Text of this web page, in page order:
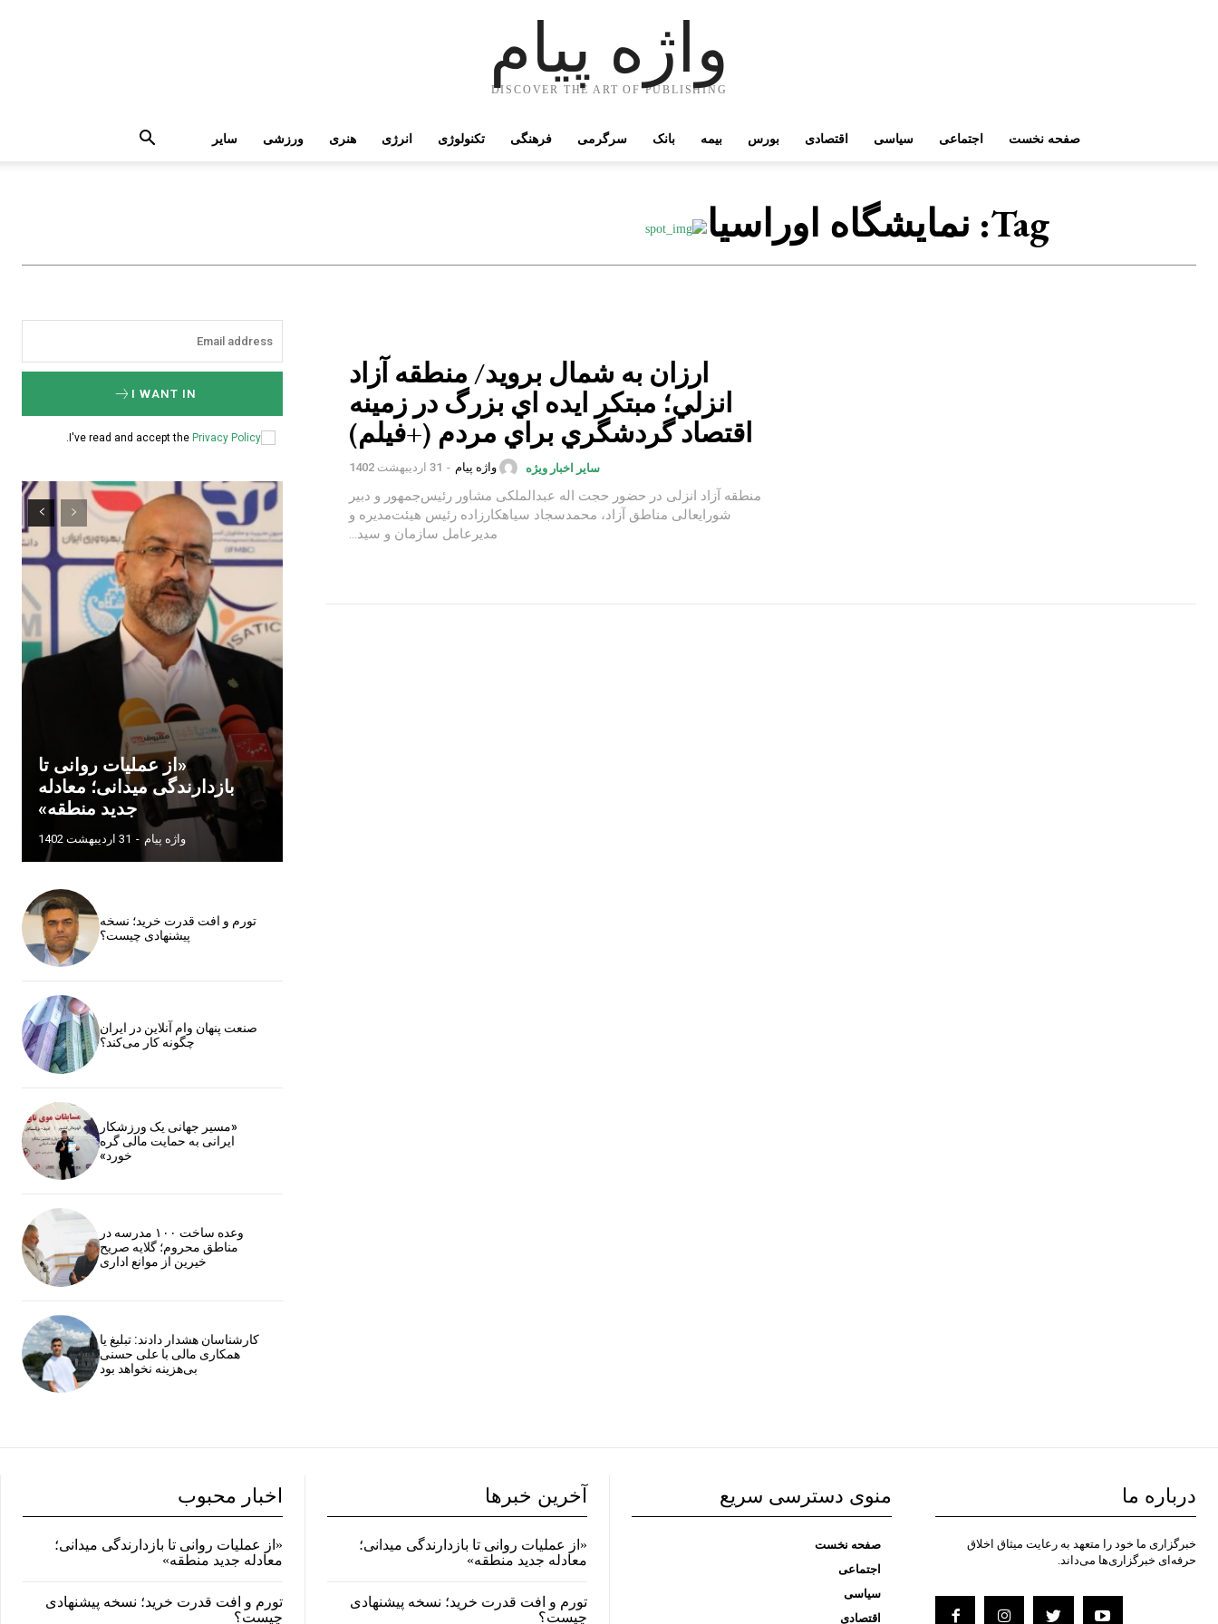
واژه پیام
DISCOVER THE ART OF PUBLISHING
صفحه نخست اجتماعی سیاسی اقتصادی بورس بیمه بانک سرگرمی فرهنگی تکنولوژی انرژی هنری ورزشی سایر
Tag: نمایشگاه اوراسیا
ارزان به شمال برويد/ منطقه آزاد
انزلي؛ مبتكر ايده اي بزرگ در زمينه
اقتصاد گردشگري براي مردم (+فیلم)
سایر اخبار ویژه واژه پیام - 31 اردیبهشت 1402
منطقه آزاد انزلی در حضور حجت اله عبدالملکی مشاور رئیس‌جمهور و دبیر
شورایعالی مناطق آزاد، محمدسجاد سیاهکارزاده رئیس هیئت‌مدیره و
مدیرعامل سازمان و سید...
I WANT IN
I've read and accept the Privacy Policy
«از عملیات روانی تا
بازدارندگی میدانی؛ معادله
جدید منطقه»
واژه پیام - 31 اردیبهشت 1402
تورم و افت قدرت خرید؛ نسخه
پیشنهادی چیست؟
صنعت پنهان وام آنلاین در ایران
چگونه کار می‌کند؟
«مسیر جهانی یک ورزشکار
ایرانی به حمایت مالی گره
خورد»
وعده ساخت ۱۰۰ مدرسه در
مناطق محروم؛ گلایه صریح
خیرین از موانع اداری
کارشناسان هشدار دادند: تبلیغ یا
همکاری مالی با علی حسنی
بی‌هزینه نخواهد بود
درباره ما
خبرگزاری ما خود را متعهد به رعایت میثاق اخلاق
حرفه‌ای خبرگزاری‌ها می‌داند.
منوی دسترسی سریع
صفحه نخست
اجتماعی
سیاسی
اقتصادی
آخرین خبرها
«از عملیات روانی تا بازدارندگی میدانی؛
معادله جدید منطقه»
تورم و افت قدرت خرید؛ نسخه پیشنهادی
چیست؟
اخبار محبوب
«از عملیات روانی تا بازدارندگی میدانی؛
معادله جدید منطقه»
تورم و افت قدرت خرید؛ نسخه پیشنهادی
چیست؟